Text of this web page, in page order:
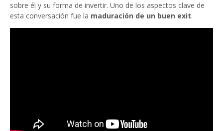
sobre él y su forma de invertir. Uno de los aspectos clave de
esta conversación fue la maduración de un buen exit.